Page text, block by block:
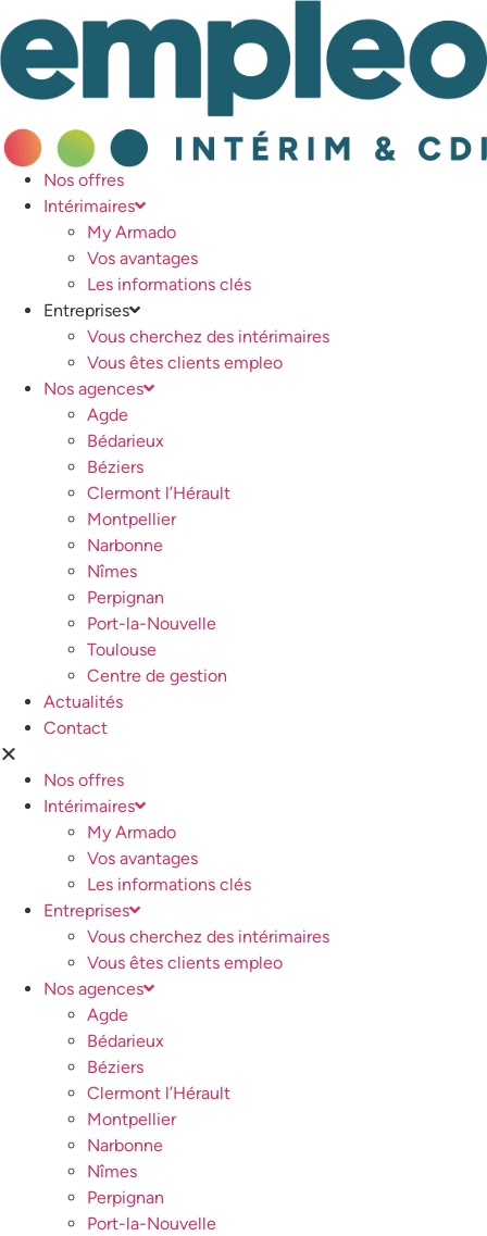
Nos offres
Intérimaires
My Armado
Vos avantages
Les informations clés
Entreprises
Vous cherchez des intérimaires
Vous êtes clients empleo
Nos agences
Agde
Bédarieux
Béziers
Clermont l’Hérault
Montpellier
Narbonne
Nîmes
Perpignan
Port-la-Nouvelle
Toulouse
Centre de gestion
Actualités
Contact
Nos offres
Intérimaires
My Armado
Vos avantages
Les informations clés
Entreprises
Vous cherchez des intérimaires
Vous êtes clients empleo
Nos agences
Agde
Bédarieux
Béziers
Clermont l’Hérault
Montpellier
Narbonne
Nîmes
Perpignan
Port-la-Nouvelle